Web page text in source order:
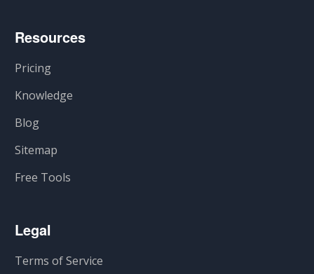
Resources
Pricing
Knowledge
Blog
Sitemap
Free Tools
Legal
Terms of Service